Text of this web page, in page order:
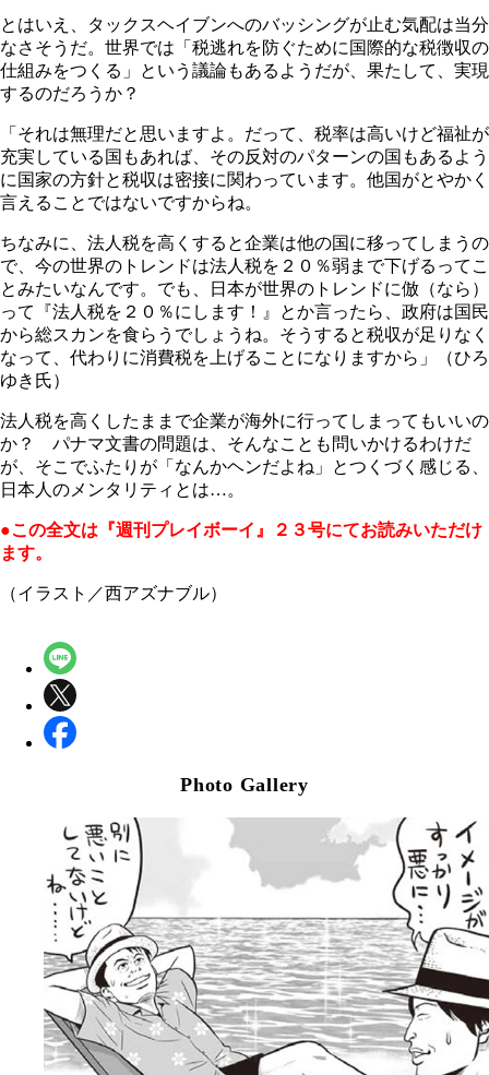
とはいえ、タックスヘイブンへのバッシングが止む気配は当分
なさそうだ。世界では「税逃れを防ぐために国際的な税徴収の
仕組みをつくる」という議論もあるようだが、果たして、実現
するのだろうか？
「それは無理だと思いますよ。だって、税率は高いけど福祉が
充実している国もあれば、その反対のパターンの国もあるよう
に国家の方針と税収は密接に関わっています。他国がとやかく
言えることではないですからね。
ちなみに、法人税を高くすると企業は他の国に移ってしまうの
で、今の世界のトレンドは法人税を２０％弱まで下げるってこ
とみたいなんです。でも、日本が世界のトレンドに倣（なら）
って『法人税を２０％にします！』とか言ったら、政府は国民
から総スカンを食らうでしょうね。そうすると税収が足りなく
なって、代わりに消費税を上げることになりますから」（ひろ
ゆき氏）
法人税を高くしたままで企業が海外に行ってしまってもいいの
か？ パナマ文書の問題は、そんなことも問いかけるわけだ
が、そこでふたりが「なんかヘンだよね」とつくづく感じる、
日本人のメンタリティとは…。
●この全文は『週刊プレイボーイ』２３号にてお読みいただけ
ます。
（イラスト／西アズナブル）
Photo Gallery